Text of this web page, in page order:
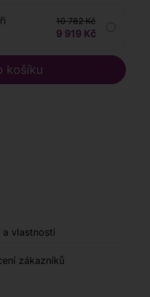
10 782 Kč
9 919 Kč
a vlastnosti
zákazníků